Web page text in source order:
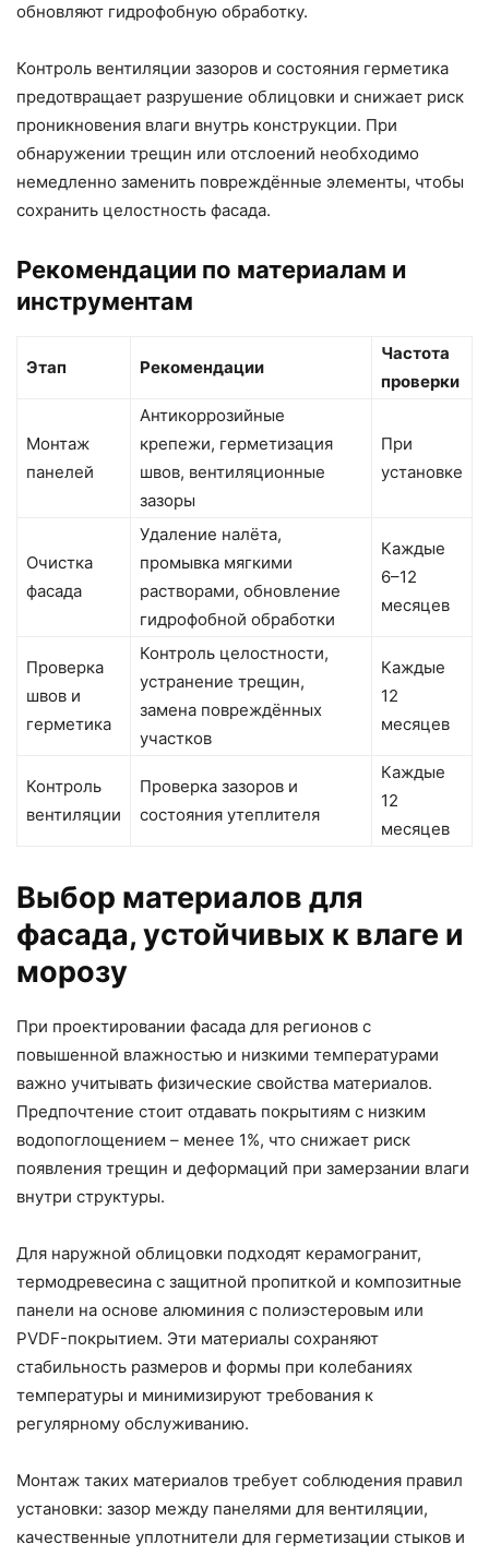
обновляют гидрофобную обработку.
Контроль вентиляции зазоров и состояния герметика
предотвращает разрушение облицовки и снижает риск
проникновения влаги внутрь конструкции. При
обнаружении трещин или отслоений необходимо
немедленно заменить повреждённые элементы, чтобы
сохранить целостность фасада.
Рекомендации по материалам и
инструментам
Этап Рекомендации
Частота
проверки
Монтаж
панелей
Антикоррозийные
крепежи, герметизация
швов, вентиляционные
зазоры
При
установке
Очистка
фасада
Удаление налёта,
промывка мягкими
растворами, обновление
гидрофобной обработки
Каждые
6–12
месяцев
Проверка
швов и
герметика
Контроль целостности,
устранение трещин,
замена повреждённых
участков
Каждые
12
месяцев
Контроль
вентиляции
Проверка зазоров и
состояния утеплителя
Каждые
12
месяцев
Выбор материалов для
фасада, устойчивых к влаге и
морозу
При проектировании фасада для регионов с
повышенной влажностью и низкими температурами
важно учитывать физические свойства материалов.
Предпочтение стоит отдавать покрытиям с низким
водопоглощением – менее 1%, что снижает риск
появления трещин и деформаций при замерзании влаги
внутри структуры.
Для наружной облицовки подходят керамогранит,
термодревесина с защитной пропиткой и композитные
панели на основе алюминия с полиэстеровым или
PVDF-покрытием. Эти материалы сохраняют
стабильность размеров и формы при колебаниях
температуры и минимизируют требования к
регулярному обслуживанию.
Монтаж таких материалов требует соблюдения правил
установки: зазор между панелями для вентиляции,
качественные уплотнители для герметизации стыков и